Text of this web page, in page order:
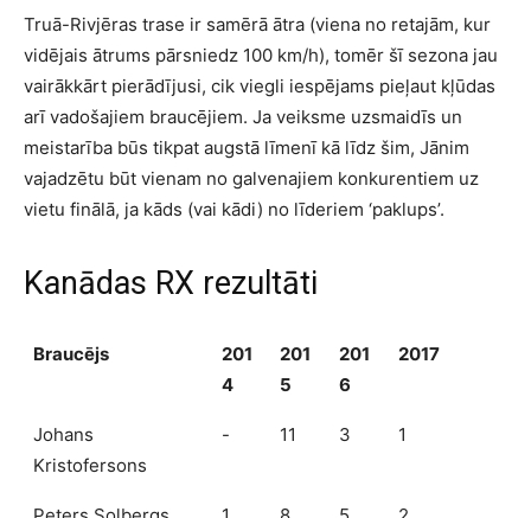
Truā-Rivjēras trase ir samērā ātra (viena no retajām, kur
vidējais ātrums pārsniedz 100 km/h), tomēr šī sezona jau
vairākkārt pierādījusi, cik viegli iespējams pieļaut kļūdas
arī vadošajiem braucējiem. Ja veiksme uzsmaidīs un
meistarība būs tikpat augstā līmenī kā līdz šim, Jānim
vajadzētu būt vienam no galvenajiem konkurentiem uz
vietu finālā, ja kāds (vai kādi) no līderiem ‘paklups’.
Kanādas RX rezultāti
Braucējs
201
4
201
5
201
6
2017
Johans
Kristofersons
- 11 3 1